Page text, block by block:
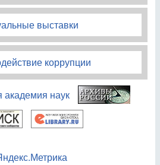
выставки
коррупции